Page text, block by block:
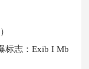
标志：Exib I Mb